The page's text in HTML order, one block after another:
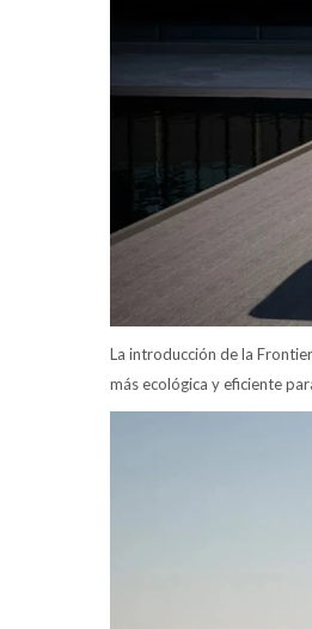
La introducción de la
más ecológica y eficiente